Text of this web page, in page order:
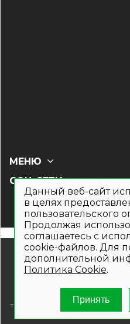
СОЦ СЕТИ
МЕНЮ
© 2019- 2026. Общество с
Информация на сайте
подробной информации о
товаров и (или) услуг ,
Данный веб-сайт
в целях
пользовательского
Продолжая
соглашаетесь с
cookie-файлов. Для
дополнительной
Политика Cookie.
Принять